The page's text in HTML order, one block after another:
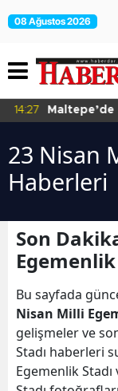
08 Ağustos 2026
14:27 Maltepe’de
23 Nisan
Haberleri
Son
Bu sayfada
Nisan Milli
gelişmeler ve
Stadı haberleri
Egemenlik